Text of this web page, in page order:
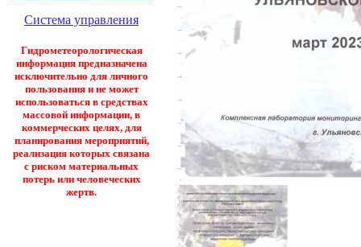
Система управления
Гидрометеорологическая
информация предназначена
исключительно для личного
пользования и не может
использоваться в средствах
массовой информации, в
коммерческих целях, для
планирования мероприятий,
реализация которых связана
с риском материальных
потерь или человеческих
жертв.